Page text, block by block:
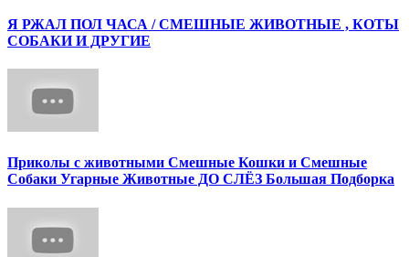
Я РЖАЛ ПОЛ ЧАСА / СМЕШНЫЕ ЖИВОТНЫЕ , КОТЫ
СОБАКИ И ДРУГИЕ
Приколы с животными Смешные Кошки и Смешные
Собаки Угарные Животные ДО СЛЁЗ Большая Подборка